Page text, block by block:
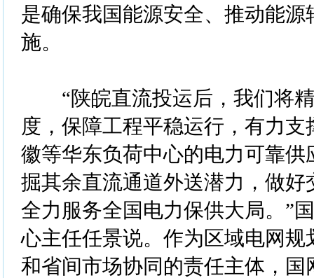
是确保我国能源安全、推动能源
施。
“陕皖直流投运后，我们将精
度，保障工程平稳运行，有力
徽等华东负荷中心的电力可靠供
掘其余直流通道外送潜力，做好
全力服务全国电力保供大局。”
心主任任景说。作为区域电网规
和省间市场协同的责任主体，国